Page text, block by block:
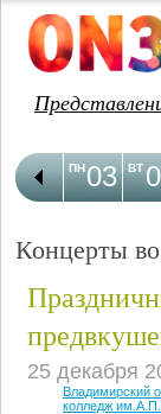
03
ПН ВТ
Концерты
25 декабря
Владимирский
колледж